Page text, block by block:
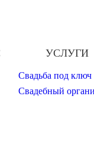
УСЛУГИ
Свадьба под ключ
Свадебный